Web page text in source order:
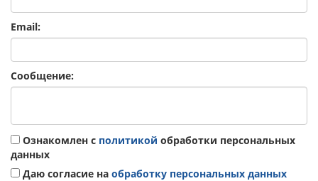
Email:
Сообщение:
Ознакомлен с политикой обработки персональных
данных
Даю согласие на обработку персональных данных